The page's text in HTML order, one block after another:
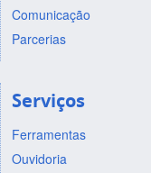
Comunicação
Parcerias
Serviços
Ferramentas
Ouvidoria